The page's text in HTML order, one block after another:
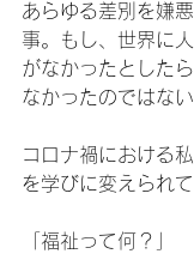
あらゆる差別を嫌
事。もし、世界に
がなかったとした
なかったのではな
コロナ禍における
を学びに変えられ
「福祉って何？」